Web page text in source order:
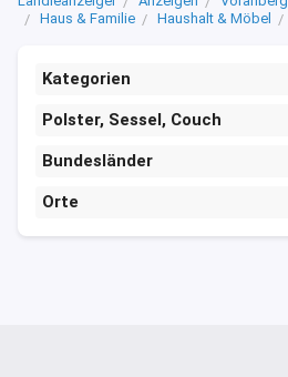
Haus & Familie
Haushalt & Möbel
Kategorien
Polster, Sessel, Couch
Bundesländer
Orte